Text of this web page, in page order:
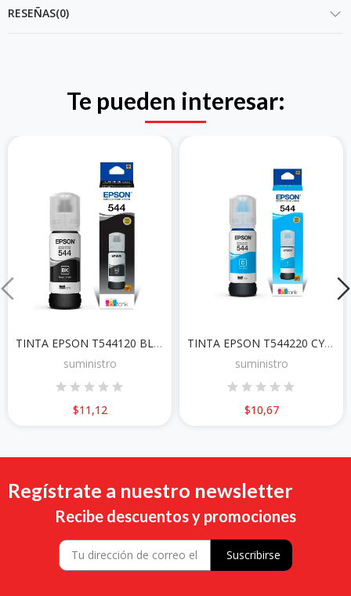
RESEÑAS(0)
Te pueden interesar:
TINTA EPSON T544120 BLACK
suministro
$11,12
TINTA EPSON T544220 CYAN
suministro
$10,67
Regístrate a nuestro newsletter
Recibe descuentos y promociones
Suscribirse